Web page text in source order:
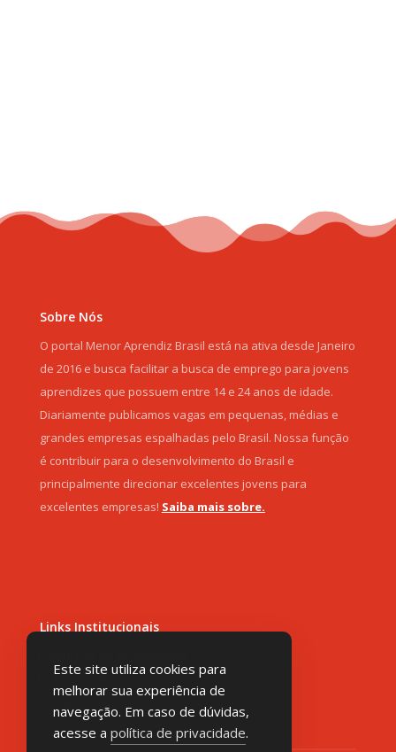
Sobre Nós
O portal Menor Aprendiz Brasil está na ativa desde Janeiro
de 2016 e busca facilitar a busca de emprego para jovens
aprendizes que possuem entre 14 e 24 anos de idade.
Diariamente publicamos vagas em pequenas, médias e
grandes empresas espalhadas pelo Brasil. Nossa função
é contribuir para o desenvolvimento do Brasil e
principalmente direcionar excelentes jovens para
excelentes empresas! Saiba mais sobre.
Links Institucionais
Termos de Uso
Este site utiliza cookies para
melhorar sua experiência de
navegação. Em caso de dúvidas,
acesse a política de privacidade.